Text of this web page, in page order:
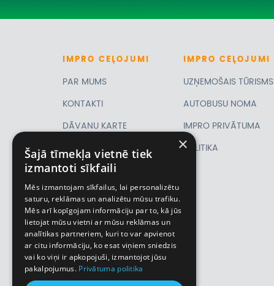
IMPRO CEĻOJUMI
PAR MUMS
KONTAKTI
DĀVANU KARTE
PIRMSLĪGUMA
INFORMĀCIJA, KLIENTA
LĪGUMS,
CEĻOJUMU
APDROŠINĀŠANA
VĪZU ANKETAS
Piemiņas istaba
IMPRO CEĻOJUMI
UZŅEMOŠAIS TŪRISMS
AUTOBUSU NOMA
IMPRO PRIVĀTUMA
POLITIKA
×
Šajā tīmekļa vietnē tiek
izmantoti sīkfaili
Mēs izmantojam sīkfailus, lai personalizētu
saturu, reklāmas un analizētu mūsu trafiku.
Mēs arī kopīgojam informāciju par to, kā jūs
lietojat mūsu vietni ar mūsu reklāmas un
analītikas partneriem, kuri to var apvienot
ar citu informāciju, ko esat viņiem sniedzis
vai ko viņi ir apkopojuši, izmantojot jūsu
pakalpojumus. Privātuma politika